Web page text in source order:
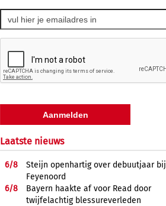
Laatste nieuws
6/8
Steijn openhartig over debuutjaar bij
Feyenoord
6/8
Bayern haakte af voor Read door
twijfelachtig blessureverleden